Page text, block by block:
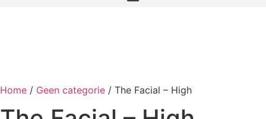
Home / Geen categorie / The Facial – High